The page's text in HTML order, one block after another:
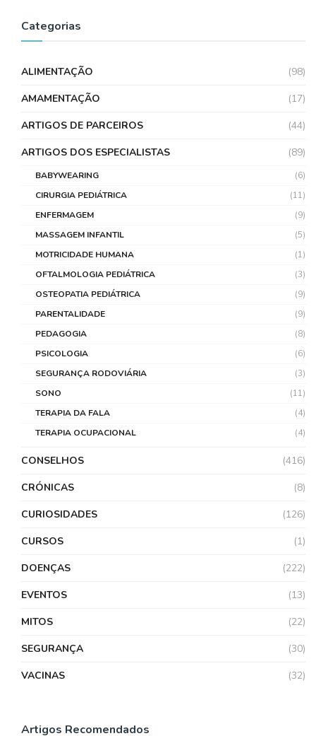
Categorias
ALIMENTAÇÃO
(98)
AMAMENTAÇÃO
(17)
ARTIGOS DE PARCEIROS
(44)
ARTIGOS DOS ESPECIALISTAS
(89)
BABYWEARING
(6)
CIRURGIA PEDIÁTRICA
(11)
ENFERMAGEM
(9)
MASSAGEM INFANTIL
(5)
MOTRICIDADE HUMANA
(1)
OFTALMOLOGIA PEDIÁTRICA
(3)
OSTEOPATIA PEDIÁTRICA
(9)
PARENTALIDADE
(9)
PEDAGOGIA
(8)
PSICOLOGIA
(6)
SEGURANÇA RODOVIÁRIA
(3)
SONO
(11)
TERAPIA DA FALA
(4)
TERAPIA OCUPACIONAL
(4)
CONSELHOS
(416)
CRÓNICAS
(8)
CURIOSIDADES
(126)
CURSOS
(1)
DOENÇAS
(222)
EVENTOS
(13)
MITOS
(22)
SEGURANÇA
(30)
VACINAS
(32)
Artigos Recomendados